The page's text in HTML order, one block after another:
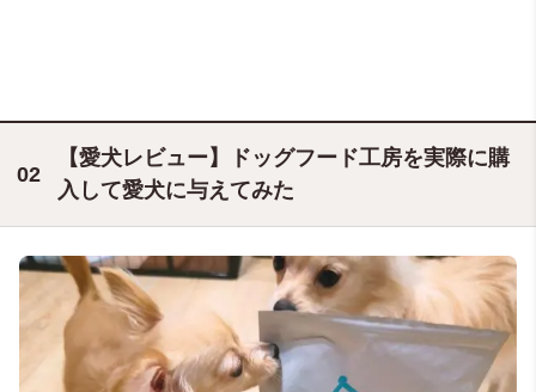
【愛犬レビュー】ドッグフード工房を実際に購
入して愛犬に与えてみた